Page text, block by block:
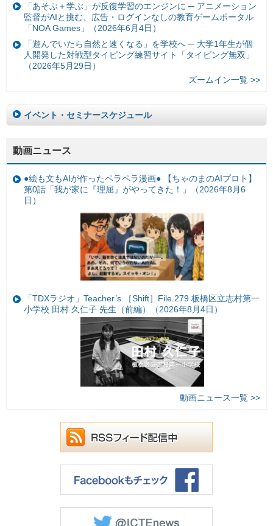
「あそぶ＋学ぶ」が反復学習のエンジンに ─ アニメーション
監督がAIと挑む、広告・ログインなしの教育ゲームポータル
「NOA Games」（2026年6月4日）
「遊んでいたら自然と速くなる」を学校へ ─ 大学1年生が個
人開発した対戦型タイピング練習サイト「タイピング無双」
（2026年5月29日）
ズームイン一覧 >>
イベント・セミナースケジュール
動画ニュース
●絵も文もAIが作ったペラペラ漫画● 【ちゃのまのAIプロト】
第0話「我が家に『理屈』がやってきた！」（2026年8月6
日）
「TDXラジオ」Teacher’s ［Shift］File.279 板橋区立志村第一
小学校 田村 久仁子 先生（前編）（2026年8月4日）
動画ニュース一覧 >>